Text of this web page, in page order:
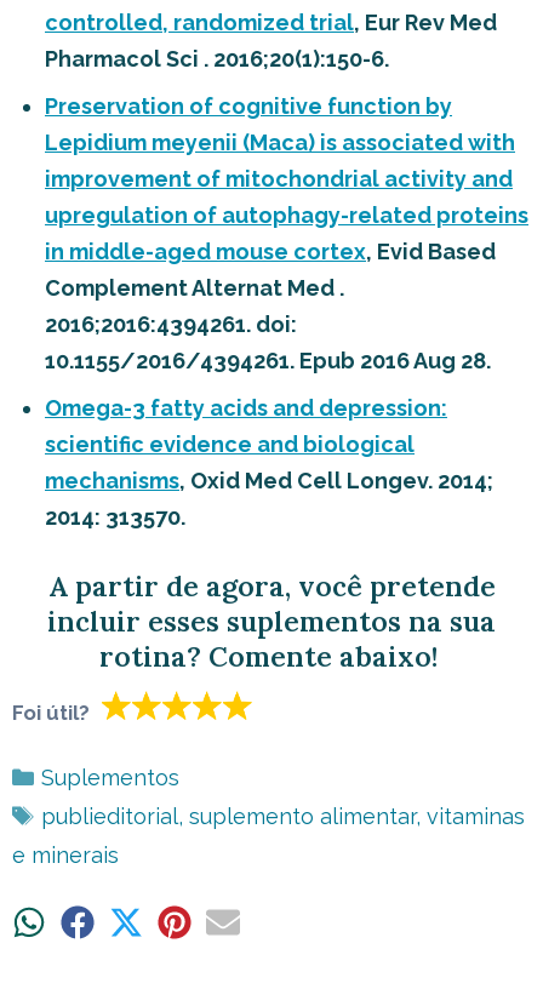
controlled, randomized trial, Eur Rev Med
Pharmacol Sci . 2016;20(1):150-6.
Preservation of cognitive function by
Lepidium meyenii (Maca) is associated with
improvement of mitochondrial activity and
upregulation of autophagy-related proteins
in middle-aged mouse cortex, Evid Based
Complement Alternat Med .
2016;2016:4394261. doi:
10.1155/2016/4394261. Epub 2016 Aug 28.
Omega-3 fatty acids and depression:
scientific evidence and biological
mechanisms, Oxid Med Cell Longev. 2014;
2014: 313570.
A partir de agora, você pretende
incluir esses suplementos na sua
rotina? Comente abaixo!
Foi útil?
Categorias
Suplementos
Tags
publieditorial, suplemento alimentar, vitaminas
e minerais
ShareShare ShareShareShare